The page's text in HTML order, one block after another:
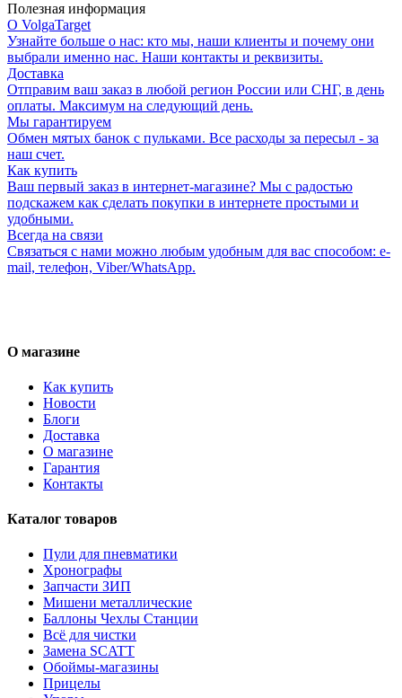
Полезная информация
О VolgaTarget
Узнайте больше о нас: кто мы, наши клиенты и почему они
выбрали именно нас. Наши контакты и реквизиты.
Доставка
Отправим ваш заказ в любой регион России или СНГ, в день
оплаты. Максимум на следующий день.
Мы гарантируем
Обмен мятых банок с пульками. Все расходы за пересыл - за
наш счет.
Как купить
Ваш первый заказ в интернет-магазине? Мы с радостью
подскажем как сделать покупки в интернете простыми и
удобными.
Всегда на связи
Связаться с нами можно любым удобным для вас способом: e-
mail, телефон, Viber/WhatsApp.
О магазине
Как купить
Новости
Блоги
Доставка
О магазине
Гарантия
Контакты
Каталог товаров
Пули для пневматики
Хронографы
Запчасти ЗИП
Мишени металлические
Баллоны Чехлы Станции
Всё для чистки
Замена SCATT
Обоймы-магазины
Прицелы